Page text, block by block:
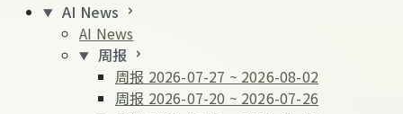
AI News
AI News
周报
周报 2026-07-27 ~ 2026-08-02
周报 2026-07-20 ~ 2026-07-26